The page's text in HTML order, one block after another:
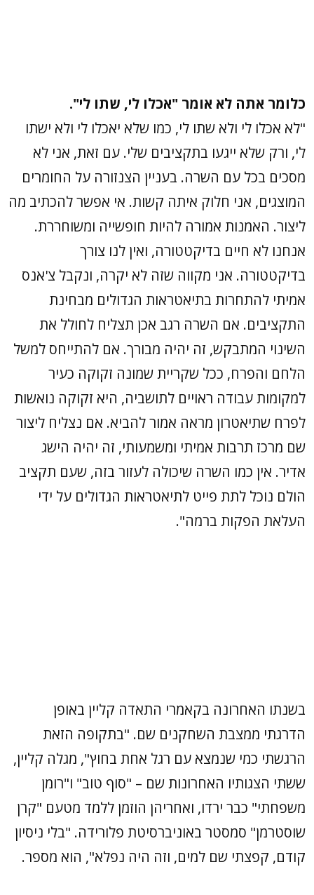
כלומר אתה לא אומר "אכלו לי, שתו לי".
"לא אכלו לי ולא שתו לי, כמו שלא יאכלו לי ולא ישתו
לי, ורק שלא ייגעו בתקציבים שלי. עם זאת, אני לא
מסכים בכל עם השרה. בעניין הצנזורה על החומרים
המוצגים, אני חלוק איתה קשות. אי אפשר להכתיב מה
ליצור. האמנות אמורה להיות חופשייה ומשוחררת.
אנחנו לא חיים בדיקטטורה, ואין לנו צורך
בדיקטטורה. אני מקווה שזה לא יקרה, ונקבל צ'אנס
אמיתי להתחרות בתיאטראות הגדולים מבחינת
התקציבים. אם השרה רגב אכן תצליח לחולל את
השינוי המתבקש, זה יהיה מבורך. אם להתייחס למשל
הלחם והפרח, ככל שקריית שמונה זקוקה כעיר
למקומות עבודה ראויים לתושביה, היא זקוקה נואשות
לפרח שתיאטרון מראה אמור להביא. אם נצליח ליצור
שם מרכז תרבות אמיתי ומשמעותי, זה יהיה הישג
אדיר. אין כמו השרה שיכולה לעזור בזה, שעם תקציב
הולם נוכל לתת פייט לתיאטראות הגדולים על ידי
העלאת הפקות ברמה".
בשנתו האחרונה בקאמרי התאדה קליין באופן
הדרגתי ממצבת השחקנים שם. "בתקופה הזאת
הרגשתי כמי שנמצא עם רגל אחת בחוץ", מגלה קליין,
ששתי הצגותיו האחרונות שם – "סוף טוב" ו"רומן
משפחתי" כבר ירדו, ואחריהן הוזמן ללמד מטעם "קרן
שוסטרמן" סמסטר באוניברסיטת פלורידה. "בלי ניסיון
קודם, קפצתי שם למים, וזה היה נפלא", הוא מספר.